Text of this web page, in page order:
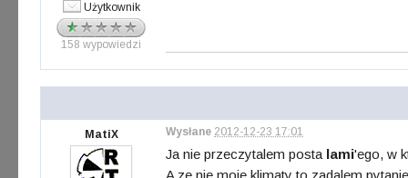
Użytkownik
158 wypowiedzi
MatiX Wysłane 2012-12-23 17:01
Ja nie przeczytalem posta lami'ego, w
A ze nie moje klimaty to zadalem